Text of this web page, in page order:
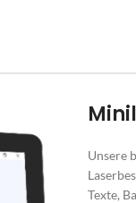
Unsere
Texte,